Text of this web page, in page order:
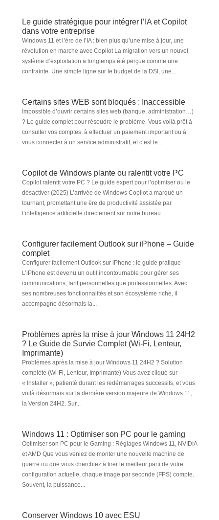
Le guide stratégique pour intégrer l’IA et Copilot
dans votre entreprise
Windows 11 et l’ère de l’IA : bien plus qu’une mise à jour, une
révolution en marche avec Copilot La migration vers un nouvel
système d’exploitation a longtemps été perçue comme une
contrainte. Une simple ligne sur le budget de la DSI, une...
Certains sites WEB sont bloqués : Inaccessible
Impossible d’ouvrir certains sites web (banque, administration…)
? Le guide complet pour résoudre le problème. Vous voilà prêt à
consulter vos comptes, à effectuer un paiement important ou à
vous connecter à un service administratif, et c’est le...
Copilot de Windows plante ou ralentit votre PC
Copilot ralentit votre PC ? Le guide expert pour l’optimiser ou le
désactiver (2025) L’arrivée de Windows Copilot a marqué un
tournant, promettant une ère de productivité assistée par
l’intelligence artificielle directement sur notre bureau....
Configurer facilement Outlook sur iPhone – Guide
complet
Configurer facilement Outlook sur iPhone : le guide pratique
L’iPhone est devenu un outil incontournable pour gérer ses
communications, tant personnelles que professionnelles. Avec
ses nombreuses fonctionnalités et son écosystème riche, il
accompagne désormais la...
Problèmes après la mise à jour Windows 11 24H2
? Le Guide de Survie Complet (Wi-Fi, Lenteur,
Imprimante)
Problèmes après la mise à jour Windows 11 24H2 ? Solution
complète (Wi-Fi, Lenteur, Imprimante) Vous avez cliqué sur
« Installer », patienté durant les redémarrages successifs, et vous
voilà désormais sur la dernière version majeure de Windows 11,
la Version 24H2. Sur...
Windows 11 : Optimiser son PC pour le gaming
Optimiser son PC pour le Gaming : Réglages Windows 11, NVIDIA
et AMD Que vous veniez de monter une nouvelle machine de
guerre ou que vous cherchiez à tirer le meilleur parti de votre
configuration actuelle, chaque image par seconde (FPS) compte.
Souvent, la puissance...
Conserver Windows 10 avec ESU